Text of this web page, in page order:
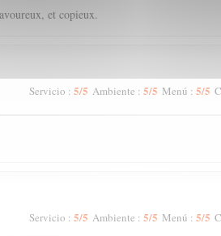
et copieux.
Servicio : 5/5 Ambiente : 5/5 Menú : 5/5
Servicio : 5/5 Ambiente : 5/5 Menú : 5/5